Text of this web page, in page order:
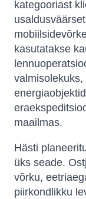
kategooriast
kasutatakse
maailmas.
Hästi
üks seade.
võrku,
piirkondlikku